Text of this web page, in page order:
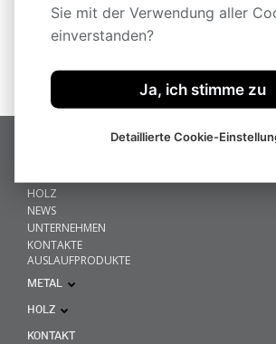
Technische Informationen
HOLZ
NEWS
UNTERNEHMEN
KONTAKTE
AUSLAUFPRODUKTE
METAL
HOLZ
KONTAKT
Sie mit der Verwendung aller
einverstanden?
Ja, ich stimme zu
Detaillierte Cookie-